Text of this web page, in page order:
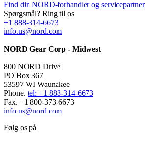
Find din NORD-forhandler og servicepartner
Spørgsmål? Ring til os
+1 888-314-6673
info.us@nord.com
NORD Gear Corp - Midwest
800 NORD Drive
PO Box 367
53597 WI Waunakee
Phone. tel: +1 888-314-6673
Fax. +1 800-373-6673
info.us@nord.com
Følg os på